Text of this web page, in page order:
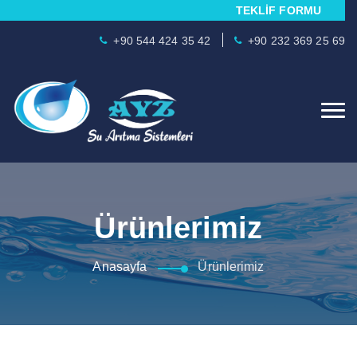
TEKLİF FORMU
+90 544 424 35 42 +90 232 369 25 69
Ürünlerimiz
Anasayfa Ürünlerimiz